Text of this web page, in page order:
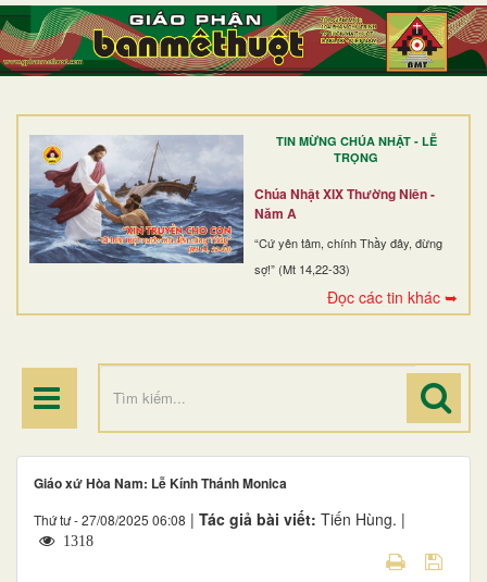
TIN MỪNG CHÚA NHẬT - LỄ
TRỌNG
Chúa Nhật XIX Thường Niên -
Năm A
“Cứ yên tâm, chính Thầy đây, đừng
sợ!” (Mt 14,22-33)
Đọc các tin khác ➥
TRANG NHẤT
GIỚI THIỆU
DÒNG TU
BAN MỤC VỤ
ĐOÀN THỂ CG
ĐIỂM HÀNH HƯƠNG
Giáo xứ Hòa Nam: Lễ Kính Thánh Monica
Thứ tư - 27/08/2025 06:08 | Tác giả bài viết: Tiến Hùng. |
1318